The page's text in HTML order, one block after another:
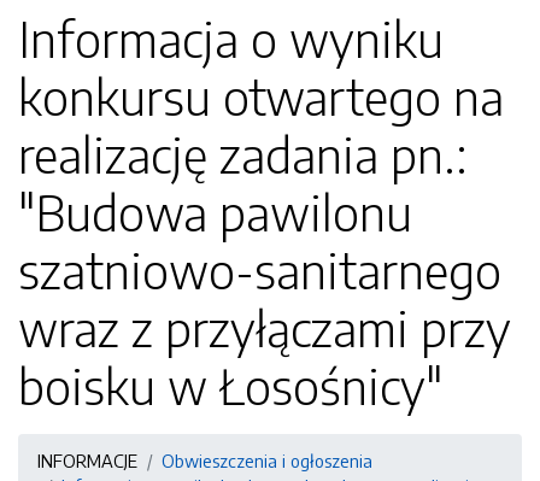
Informacja o wyniku
konkursu otwartego na
realizację zadania pn.:
"Budowa pawilonu
szatniowo-sanitarnego
wraz z przyłączami przy
boisku w Łosośnicy"
INFORMACJE
Obwieszczenia i ogłoszenia